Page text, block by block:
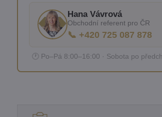
Hana Vávrová
Obchodní referent pro ČR
📞 +420 725 087 878
🕐 Po–Pá 8:00–16:00 · Sobota po